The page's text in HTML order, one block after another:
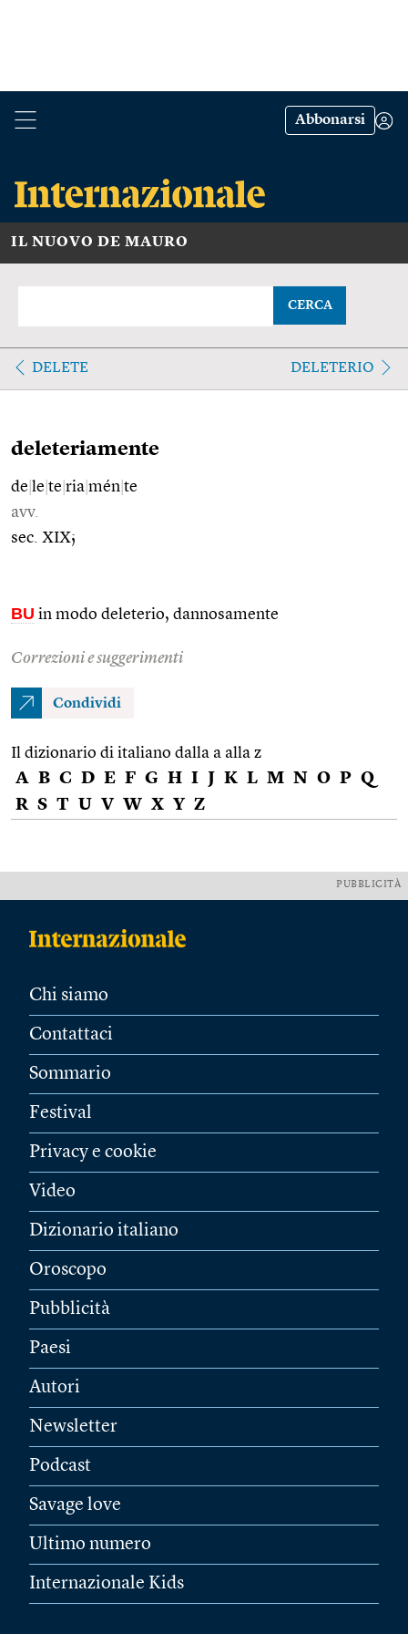
Abbonarsi
IL NUOVO DE MAURO
CERCA
DELETE DELETERIO
deleteriamente
de le te ria mén te
avv.
sec. XIX;
BU in modo deleterio, dannosamente
Correzioni e suggerimenti
Condividi
Il dizionario di italiano dalla a alla z
A B C D E F G H I J K L M N O P Q
R S T U V W X Y Z
PUBBLICITÀ
Chi siamo
Contattaci
Sommario
Festival
Privacy e cookie
Video
Dizionario italiano
Oroscopo
Pubblicità
Paesi
Autori
Newsletter
Podcast
Savage love
Ultimo numero
Internazionale Kids